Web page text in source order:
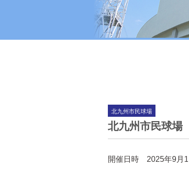
北九州市民球場
北九州市民球
開催日時 2025年9月